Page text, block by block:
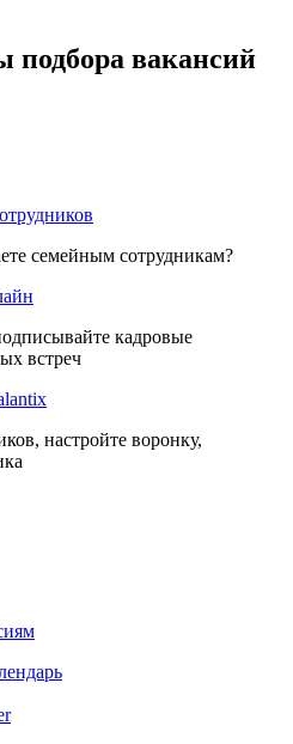
вакансий
семейным сотрудникам?
кадровые
встреч
настройте воронку,